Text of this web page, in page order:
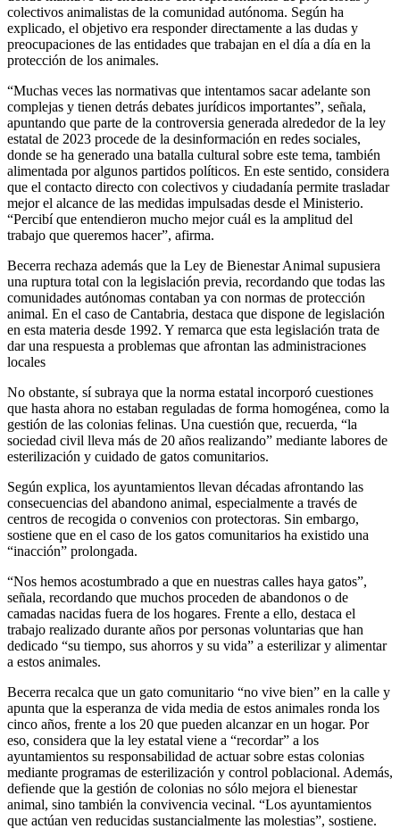
colectivos animalistas de la comunidad autónoma. Según ha
explicado, el objetivo era responder directamente a las dudas y
preocupaciones de las entidades que trabajan en el día a día en la
protección de los animales.
“Muchas veces las normativas que intentamos sacar adelante son
complejas y tienen detrás debates jurídicos importantes”, señala,
apuntando que parte de la controversia generada alrededor de la ley
estatal de 2023 procede de la desinformación en redes sociales,
donde se ha generado una batalla cultural sobre este tema, también
alimentada por algunos partidos políticos. En este sentido, considera
que el contacto directo con colectivos y ciudadanía permite trasladar
mejor el alcance de las medidas impulsadas desde el Ministerio.
“Percibí que entendieron mucho mejor cuál es la amplitud del
trabajo que queremos hacer”, afirma.
Becerra rechaza además que la Ley de Bienestar Animal supusiera
una ruptura total con la legislación previa, recordando que todas las
comunidades autónomas contaban ya con normas de protección
animal. En el caso de Cantabria, destaca que dispone de legislación
en esta materia desde 1992. Y remarca que esta legislación trata de
dar una respuesta a problemas que afrontan las administraciones
locales
No obstante, sí subraya que la norma estatal incorporó cuestiones
que hasta ahora no estaban reguladas de forma homogénea, como la
gestión de las colonias felinas. Una cuestión que, recuerda, “la
sociedad civil lleva más de 20 años realizando” mediante labores de
esterilización y cuidado de gatos comunitarios.
Según explica, los ayuntamientos llevan décadas afrontando las
consecuencias del abandono animal, especialmente a través de
centros de recogida o convenios con protectoras. Sin embargo,
sostiene que en el caso de los gatos comunitarios ha existido una
“inacción” prolongada.
“Nos hemos acostumbrado a que en nuestras calles haya gatos”,
señala, recordando que muchos proceden de abandonos o de
camadas nacidas fuera de los hogares. Frente a ello, destaca el
trabajo realizado durante años por personas voluntarias que han
dedicado “su tiempo, sus ahorros y su vida” a esterilizar y alimentar
a estos animales.
Becerra recalca que un gato comunitario “no vive bien” en la calle y
apunta que la esperanza de vida media de estos animales ronda los
cinco años, frente a los 20 que pueden alcanzar en un hogar. Por
eso, considera que la ley estatal viene a “recordar” a los
ayuntamientos su responsabilidad de actuar sobre estas colonias
mediante programas de esterilización y control poblacional. Además,
defiende que la gestión de colonias no sólo mejora el bienestar
animal, sino también la convivencia vecinal. “Los ayuntamientos
que actúan ven reducidas sustancialmente las molestias”, sostiene.